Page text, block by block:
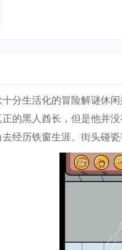
十分生活化的冒险解谜休
的黑人酋长，但是他并
经历铁窗生涯、街头碰